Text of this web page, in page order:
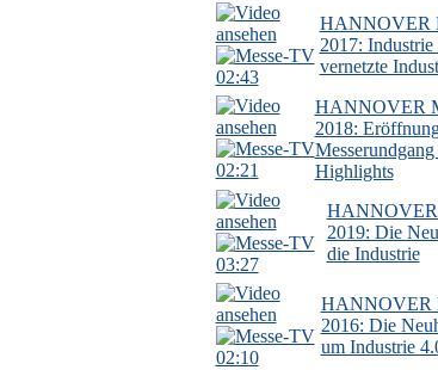
02:43
HANNOVER
2017:
vernetzte
02:21
HANNOVER
2018:
Messerundgang
Highlights
03:27
HANNOVER
2019: Die
die Industrie
02:10
HANNOVER
2016: Die
um Industrie